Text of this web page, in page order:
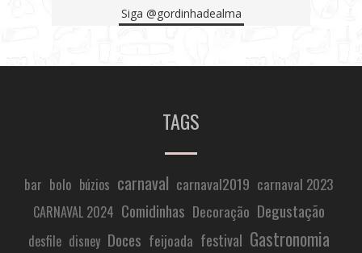
Siga @gordinhadealma
TAGS
bar bolo búzios carnaval carnaval2019 carnaval 2023
CARNAVAL 2024 Comidinhas Decoração Degustação
desfile disney Doces feijoada festival Gastronomia